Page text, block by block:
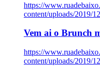
https://
content/uploads/2019/
Vem ai o Brunch
https://
content/uploads/2019/